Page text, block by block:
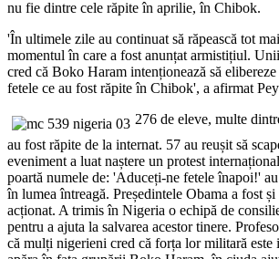
nu fie dintre cele răpite în aprilie, în Chibok.
'În ultimele zile au continuat să răpească tot
momentul în care a fost anunțat armistițiul.
cred că Boko Haram intenționează să
fetele ce au fost răpite în Chibok', a afirmat
276 de eleve, multe
au fost răpite de la internat. 57 au reușit să
eveniment a luat naștere un protest
poartă numele de: 'Aduceți-ne fetele înapoi!'
în lumea întreagă. Președintele Obama a fost și
acționat. A trimis în Nigeria o echipă de
pentru a ajuta la salvarea acestor tinere.
că mulți nigerieni cred că forța lor militară este